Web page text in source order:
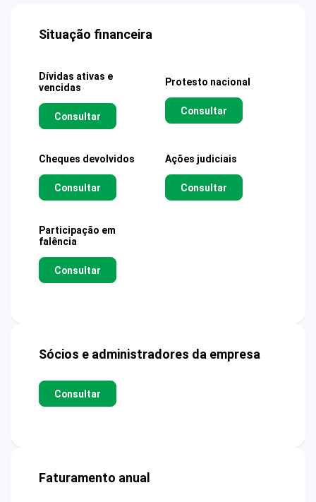
Situação financeira
Dívidas ativas e
vencidas
Consultar
Protesto nacional
Consultar
Cheques devolvidos
Consultar
Ações judiciais
Consultar
Participação em
falência
Consultar
Sócios e administradores da empresa
Consultar
Faturamento anual